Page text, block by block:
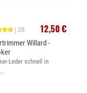
12,50 €
| 28
Willard -
Leder schnell in